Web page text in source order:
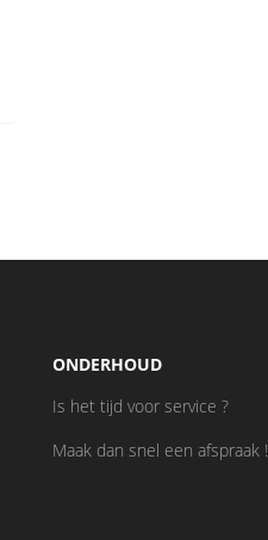
ONDERHOUD
Is het tijd voor service ?
Maak dan snel een afspraak !